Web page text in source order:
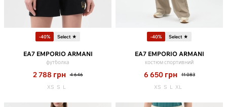
-40% Select ★
EA7 EMPORIO ARMANI
футболка
2 788 грн 4 646
XS S L
-40% Select ★
EA7 EMPORIO ARMANI
костюм спортивний
6 650 грн 11 083
XS S L XL